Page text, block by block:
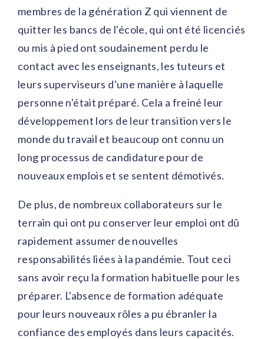
membres de la génération Z qui viennent de
quitter les bancs de l'école, qui ont été licenciés
ou mis à pied ont soudainement perdu le
contact avec les enseignants, les tuteurs et
leurs superviseurs d'une manière à laquelle
personne n'était préparé. Cela a freiné leur
développement lors de leur transition vers le
monde du travail et beaucoup ont connu un
long processus de candidature pour de
nouveaux emplois et se sentent démotivés.
De plus, de nombreux collaborateurs sur le
terrain qui ont pu conserver leur emploi ont dû
rapidement assumer de nouvelles
responsabilités liées à la pandémie. Tout ceci
sans avoir reçu la formation habituelle pour les
préparer. L'absence de formation adéquate
pour leurs nouveaux rôles a pu ébranler la
confiance des employés dans leurs capacités.